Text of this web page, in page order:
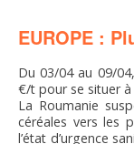
EUROPE :
Du 03/04 au 09/
€/t pour se situer
La Roumanie
céréales vers les
l’état d’urgence